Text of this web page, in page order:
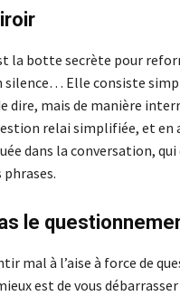
la botte secrète pour
silence… Elle consiste
dire, mais de manière
relai simplifiée, et en
dans la conversation,
le
mal à l’aise à force de
est de vous